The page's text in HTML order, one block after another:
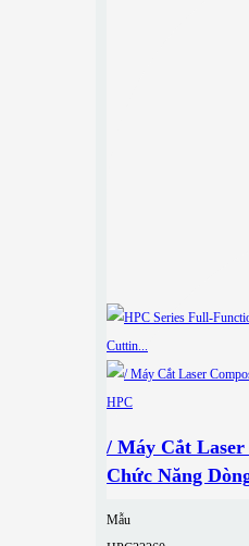
/ Máy Cắt
Chức Năng
Mẫu